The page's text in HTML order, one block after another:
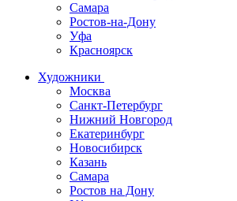
Самара
Ростов-на-Дону
Уфа
Красноярск
Художники
Москва
Санкт-Петербург
Нижний Новгород
Екатеринбург
Новосибирск
Казань
Самара
Ростов на Дону